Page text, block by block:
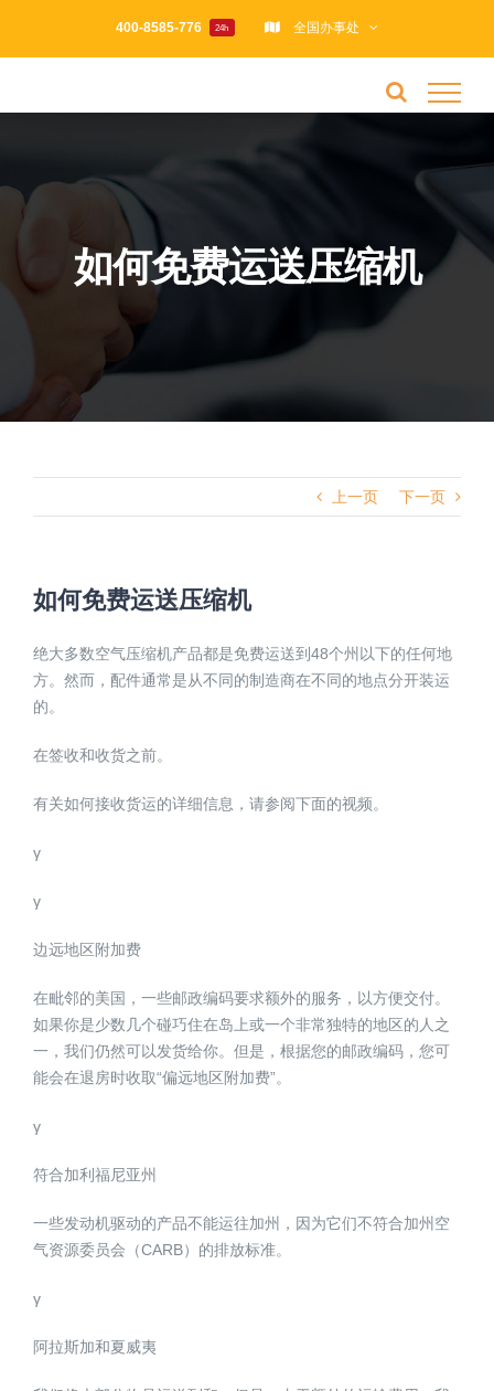
400-8585-776 24h 全国办事处
如何免费运送压缩机
上一页 下一页
如何免费运送压缩机
绝大多数空气压缩机产品都是免费运送到48个州以下的任何地
方。然而，配件通常是从不同的制造商在不同的地点分开装运
的。
在签收和收货之前。
有关如何接收货运的详细信息，请参阅下面的视频。
γ
γ
边远地区附加费
在毗邻的美国，一些邮政编码要求额外的服务，以方便交付。
如果你是少数几个碰巧住在岛上或一个非常独特的地区的人之
一，我们仍然可以发货给你。但是，根据您的邮政编码，您可
能会在退房时收取“偏远地区附加费”。
γ
符合加利福尼亚州
一些发动机驱动的产品不能运往加州，因为它们不符合加州空
气资源委员会（CARB）的排放标准。
γ
阿拉斯加和夏威夷